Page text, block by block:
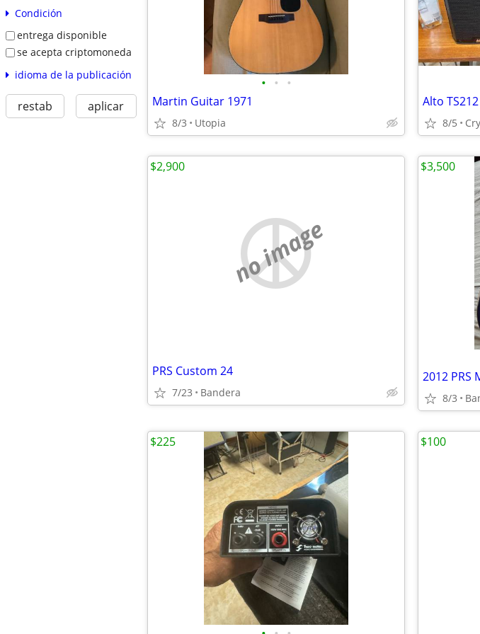
Condición
entrega disponible
se acepta criptomoneda
idioma de la publicación
restab aplicar
• • •
Martin Guitar 1971
8/3 Utopia 8/5
no image
PRS Custom 24
7/23 Bandera
$2,900
2012 PRS
8/3
$3,500
$225 $100